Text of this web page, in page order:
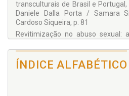
Doutorado em Psicologia
Psicologia pela Universidade de
em Psicologia pela Universidade
Professora Aposentada da
Mestrado em Psicologia.
transculturais de Brasil e
Daniele Dalla Porta / Samara
Cardoso Siqueira, p. 81
Revitimização no abuso sexual:
Penso / Liana Fortunato Costa /
Eika Lôbo Junqueira / Marialice
Chaves, p. 105
ÍNDICE ALFABÉTICO